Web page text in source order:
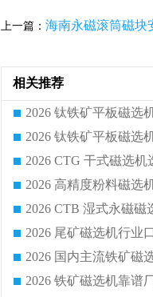
上一篇： 海南永磁滚筒磁块
相关推荐
2026 CTG 干式磁选